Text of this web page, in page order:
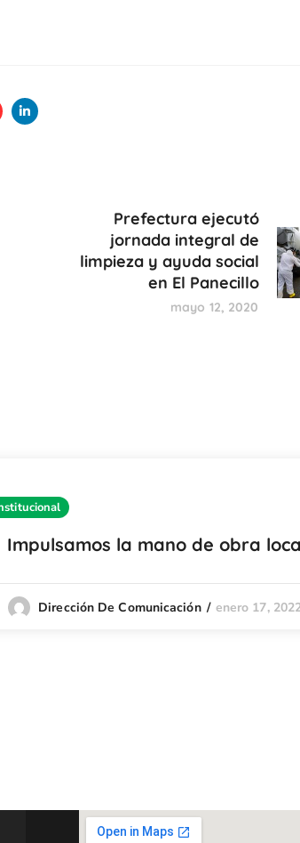
Prefectura ejecutó
jornada integral de
limpieza y ayuda social
en El Panecillo
mayo 12, 2020
Impulsamos la mano de obra
Dirección De Comunicación enero 17,